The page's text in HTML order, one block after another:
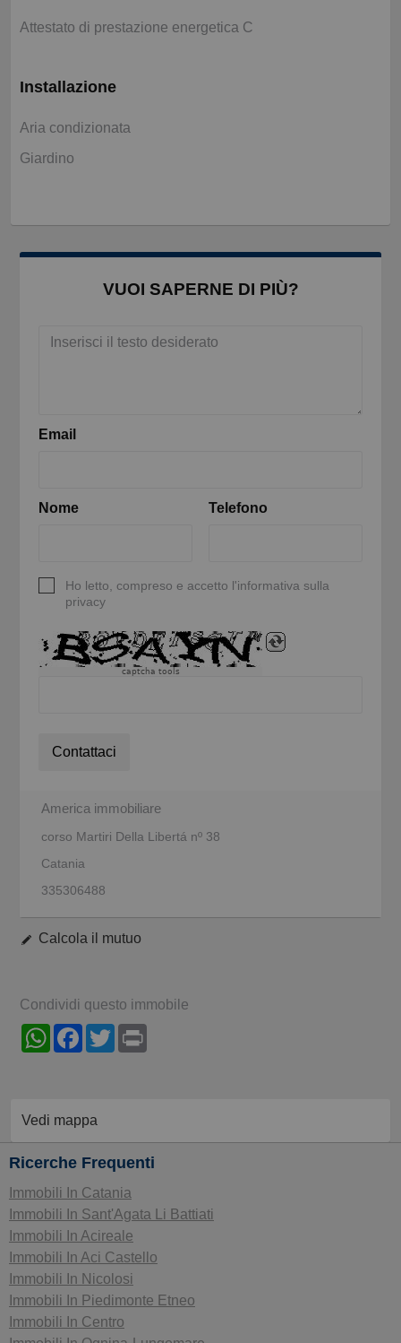
Attestato di prestazione energetica C
Installazione
Aria condizionata
Giardino
VUOI SAPERNE DI PIÙ?
Email
Nome Telefono
Ho letto, compreso e accetto l'informativa sulla
privacy
captcha tools
Contattaci
America immobiliare
corso Martiri Della Libertá nº 38
Catania
335306488
Calcola il mutuo
Condividi questo immobile
WhatsAppFacebook
Twitter
Vedi mappa
Ricerche Frequenti
Immobili In Catania
Immobili In Sant'Agata Li Battiati
Immobili In Acireale
Immobili In Aci Castello
Immobili In Nicolosi
Immobili In Piedimonte Etneo
Immobili In Centro